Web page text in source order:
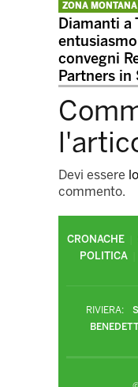
ZONA MONTANA
Diamanti a
convegni
Partners in
Devi essere
commento.
CRONACHE
POLITICA
RIVIERA: